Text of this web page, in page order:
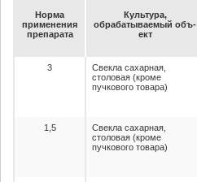
Нор­ма
при­ме­не­ния
пре­па­ра­та
Куль­ту­ра,
об­ра­ба­ты­ва­емый объ­
ект
3
Свекла сахарная,
столовая (кроме
пучкового товара)
1,5
Свекла сахарная,
столовая (кроме
пучкового товара)